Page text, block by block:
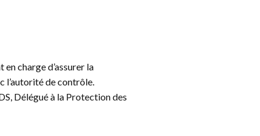
charge d’assurer la
l’autorité de contrôle.
Délégué à la Protection des